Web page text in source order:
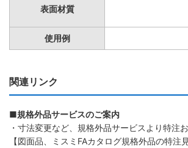
表面材質
使用例
関連リンク
■規格外品サービスのご案内
・寸法変更など、規格外品サービスより特注
【図面品、ミスミFAカタログ規格外品の特注